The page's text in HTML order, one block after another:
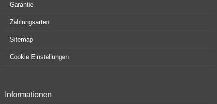
Garantie
Zahlungsarten
Sitemap
Cookie Einstellungen
Informationen